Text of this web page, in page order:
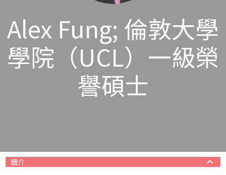
Alex Fung; 倫敦大學
學院（UCL）一級榮
譽碩士
簡介